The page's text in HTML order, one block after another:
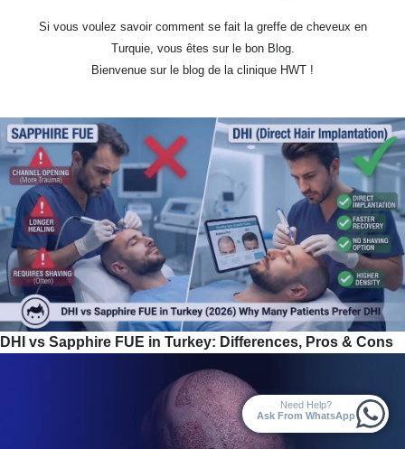
Si vous voulez savoir comment se fait la greffe de cheveux en
Turquie, vous êtes sur le bon Blog.
Bienvenue sur le blog de la clinique HWT !
DHI vs Sapphire FUE in Turkey: Differences, Pros & Cons
Need Help?
Ask From WhatsApp